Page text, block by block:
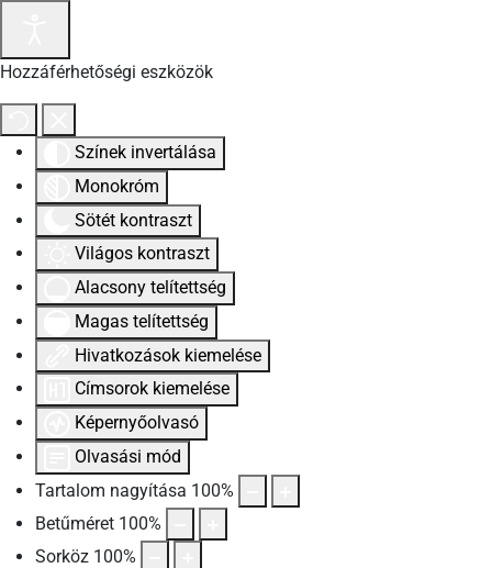
Hozzáférhetőségi eszközök
Színek invertálása
Monokróm
Sötét kontraszt
Világos kontraszt
Alacsony telítettség
Magas telítettség
Hivatkozások kiemelése
Címsorok kiemelése
Képernyőolvasó
Olvasási mód
Tartalom nagyítása 100%
Betűméret 100%
Sorköz 100%